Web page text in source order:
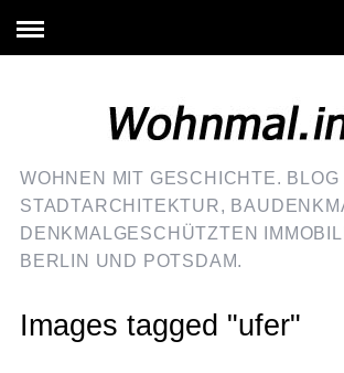
WOHNEN MIT GESCHICHTE. BLOG
STADTARCHITEKTUR,
DENKMALGESCHÜTZTEN
BERLIN UND POTSDAM.
Images tagged "ufer"